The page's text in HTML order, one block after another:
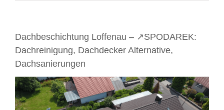
Dachbeschichtung Loffenau – ↗️SPODAREK:
Dachreinigung, Dachdecker Alternative,
Dachsanierungen